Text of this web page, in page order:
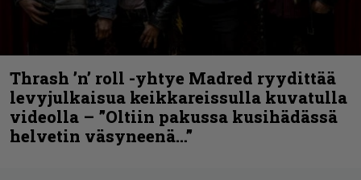
Thrash ’n’ roll -yhtye Madred ryydittää
levyjulkaisua keikkareissulla kuvatulla
videolla – ”Oltiin pakussa kusihädässä
helvetin väsyneenä…”